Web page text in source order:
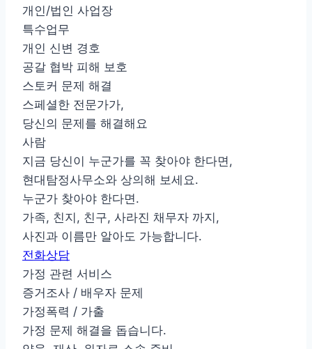
개인/법인 사업장
특수업무
개인 신변 경호
공갈 협박 피해 보호
스토커 문제 해결
스페셜한 전문가가,
당신의 문제를 해결해요
사람
지금 당신이 누군가를 꼭 찾아야 한다면,
현대탐정사무소와 상의해 보세요.
누군가 찾아야 한다면.
가족, 친지, 친구, 사라진 채무자 까지,
사진과 이름만 알아도 가능합니다.
전화상담
가정 관련 서비스
증거조사 / 배우자 문제
가정폭력 / 가출
가정 문제 해결을 돕습니다.